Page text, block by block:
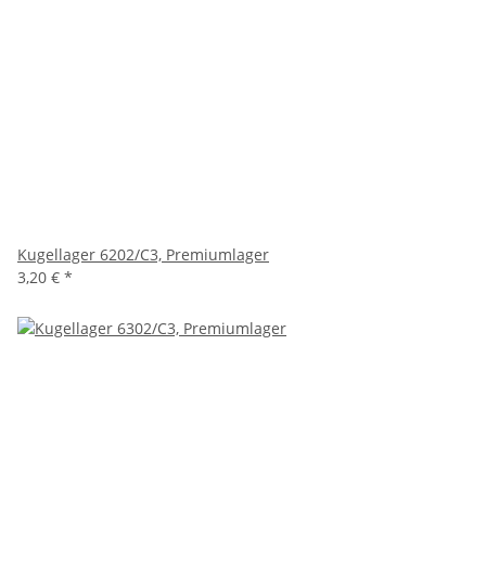
Kugellager 6202/C3, Premiumlager
3,20 € *